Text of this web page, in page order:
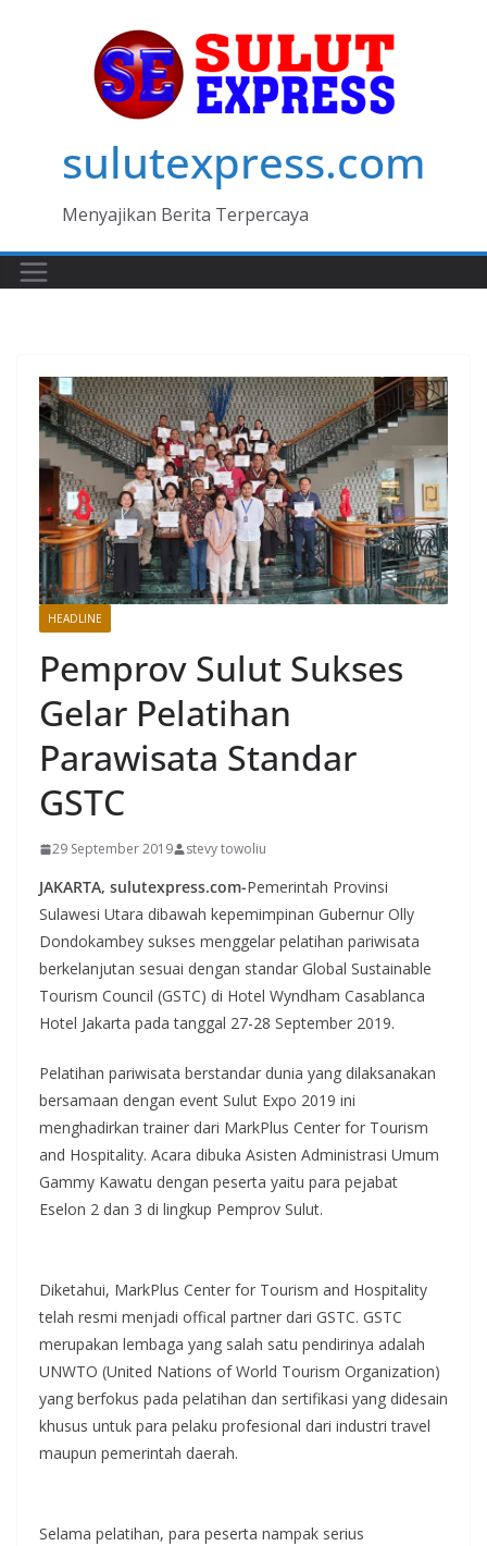
sulutexpress.com
Menyajikan Berita Terpercaya
HEADLINE
Pemprov Sulut Sukses
Gelar Pelatihan
Parawisata Standar
GSTC
29 September 2019 stevy towoliu
JAKARTA, sulutexpress.com-Pemerintah Provinsi
Sulawesi Utara dibawah kepemimpinan Gubernur Olly
Dondokambey sukses menggelar pelatihan pariwisata
berkelanjutan sesuai dengan standar Global Sustainable
Tourism Council (GSTC) di Hotel Wyndham Casablanca
Hotel Jakarta pada tanggal 27-28 September 2019.
Pelatihan pariwisata berstandar dunia yang dilaksanakan
bersamaan dengan event Sulut Expo 2019 ini
menghadirkan trainer dari MarkPlus Center for Tourism
and Hospitality. Acara dibuka Asisten Administrasi Umum
Gammy Kawatu dengan peserta yaitu para pejabat
Eselon 2 dan 3 di lingkup Pemprov Sulut.
Diketahui, MarkPlus Center for Tourism and Hospitality
telah resmi menjadi offical partner dari GSTC. GSTC
merupakan lembaga yang salah satu pendirinya adalah
UNWTO (United Nations of World Tourism Organization)
yang berfokus pada pelatihan dan sertifikasi yang didesain
khusus untuk para pelaku profesional dari industri travel
maupun pemerintah daerah.
Selama pelatihan, para peserta nampak serius